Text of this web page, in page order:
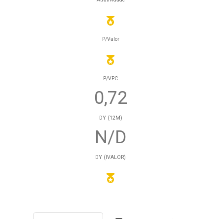
P/Valor
P/VPC
0,72
DY (12M)
N/D
DY (IVALOR)